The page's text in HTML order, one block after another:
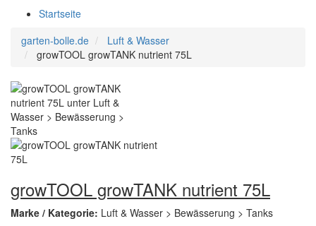
Startseite
garten-bolle.de
Luft & Wasser
growTOOL growTANK nutrient 75L
growTOOL growTANK nutrient 75L
Marke / Kategorie: Luft & Wasser > Bewässerung > Tanks